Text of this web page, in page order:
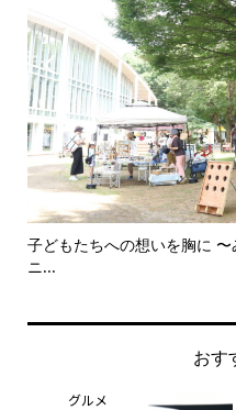

子どもたちへの想いを胸に
ニ...
おす
グルメ